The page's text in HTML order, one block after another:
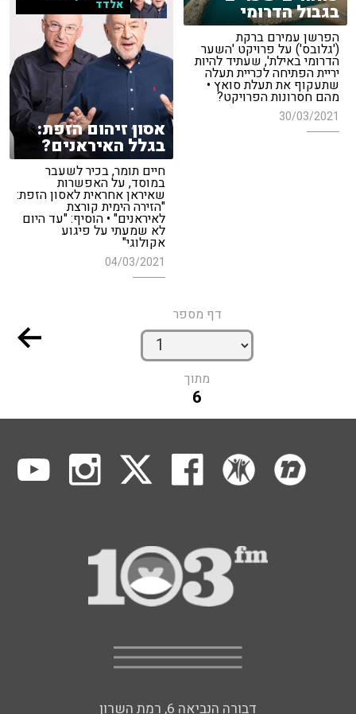
בגבול הדרומי
הפרשן עמירם ברקת
('גלובס') על פרויקט 'השער
הדרומי באילת', שעתיד להיות
יריית הפתיחה לכריית תעלה
שתעקוף את תעלת סואץ •
מהם חסרונות הפרויקט?
30/03/2021
אלדד
אסון זיהום הזפת:
בגלל האיראנים?
חיים תומר, בכיר לשעבר
במוסד, על האפשרות
שאיראן אחראית לאסון הזפת:
"הזירה הימית קורצת
לאיראנים" • הוסיף: "עד היום
לא שמעתי על פיגוע
אקולוגי"
04/03/2021
דף מספר
מתוך
6
דבורה הנביאה 6, רמת השרון